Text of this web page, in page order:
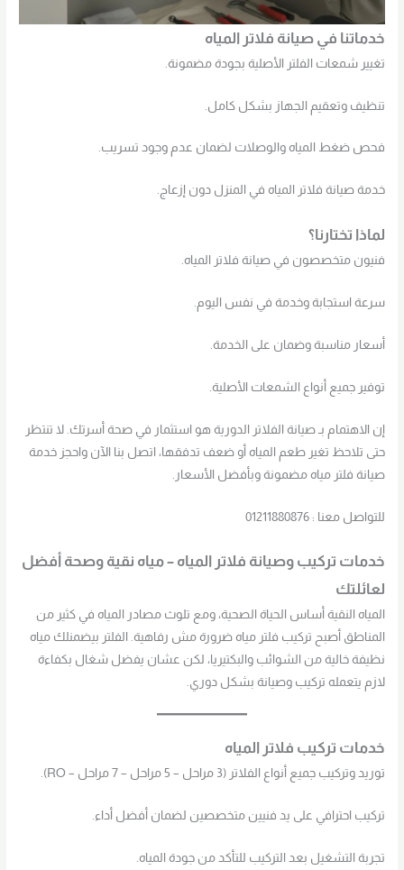
خدماتنا في صيانة فلاتر المياه
تغيير شمعات الفلتر الأصلية بجودة مضمونة.
تنظيف وتعقيم الجهاز بشكل كامل.
فحص ضغط المياه والوصلات لضمان عدم وجود تسريب.
خدمة صيانة فلاتر المياه في المنزل دون إزعاج.
لماذا تختارنا؟
فنيون متخصصون في صيانة فلاتر المياه.
سرعة استجابة وخدمة في نفس اليوم.
أسعار مناسبة وضمان على الخدمة.
توفير جميع أنواع الشمعات الأصلية.
إن الاهتمام بـ صيانة الفلاتر الدورية هو استثمار في صحة أسرتك. لا تنتظر
حتى تلاحظ تغير طعم المياه أو ضعف تدفقها، اتصل بنا الآن واحجز خدمة
صيانة فلتر مياه مضمونة وبأفضل الأسعار.
للتواصل معنا : 01211880876
خدمات تركيب وصيانة فلاتر المياه – مياه نقية وصحة أفضل
لعائلتك
المياه النقية أساس الحياة الصحية، ومع تلوث مصادر المياه في كثير من
المناطق أصبح تركيب فلتر مياه ضرورة مش رفاهية. الفلتر بيضمنلك مياه
نظيفة خالية من الشوائب والبكتيريا، لكن عشان يفضل شغال بكفاءة
لازم يتعمله تركيب وصيانة بشكل دوري.
خدمات تركيب فلاتر المياه
توريد وتركيب جميع أنواع الفلاتر (3 مراحل – 5 مراحل – 7 مراحل – RO).
تركيب احترافي على يد فنيين متخصصين لضمان أفضل أداء.
تجربة التشغيل بعد التركيب للتأكد من جودة المياه.